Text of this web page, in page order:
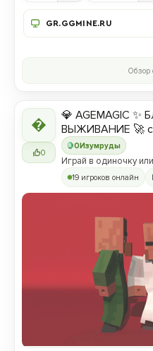
GR.GGMINE.RU
Обзор

0
0Изумруды
💎 AGEMAGIC
ВЫЖИВАНИЕ 🚀
Играй в одиночку
19 игроков онлайн